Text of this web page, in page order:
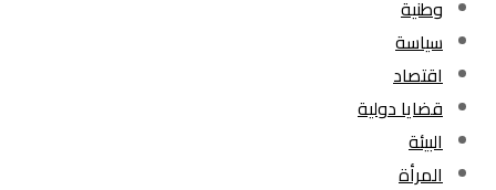
وطنية
سياسة
اقتصاد
قضايا دولية
البيئة
المرأة